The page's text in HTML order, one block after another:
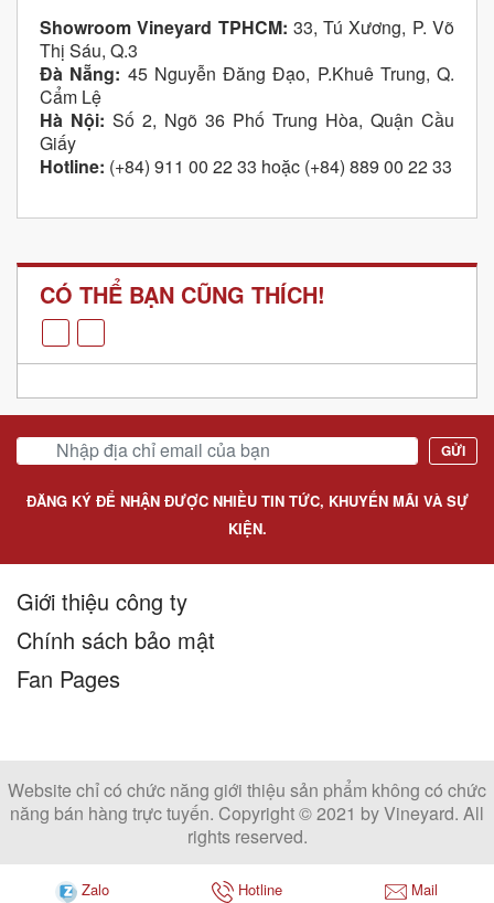
Showroom Vineyard TPHCM: 33, Tú Xương, P. Võ
Thị Sáu, Q.3
Đà Nẵng: 45 Nguyễn Đăng Đạo, P.Khuê Trung, Q.
Cẩm Lệ
Hà Nội: Số 2, Ngõ 36 Phố Trung Hòa, Quận Cầu
Giấy
Hotline: (+84) 911 00 22 33 hoặc (+84) 889 00 22 33
CÓ THỂ BẠN CŨNG THÍCH!
GỬI
ĐĂNG KÝ ĐỂ NHẬN ĐƯỢC NHIỀU TIN TỨC, KHUYẾN MÃI VÀ SỰ
KIỆN.
Giới thiệu công ty
Chính sách bảo mật
Fan Pages
Website chỉ có chức năng giới thiệu sản phẩm không có chức
năng bán hàng trực tuyến. Copyright © 2021 by Vineyard. All
rights reserved.
Zalo Hotline Mail